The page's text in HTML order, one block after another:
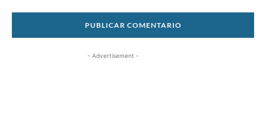
- Advertisement -